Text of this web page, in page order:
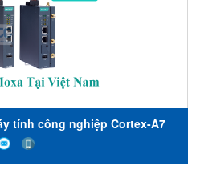
tính công nghiệp Cortex-A7
mô-đun TPM tích hợp, mô-
DI, 4 DO, Máy tính nhúng công